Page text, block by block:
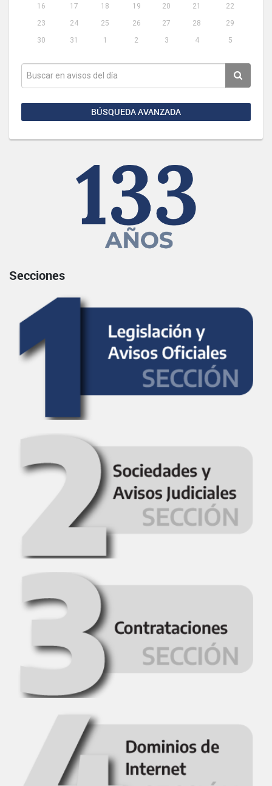
16
17 18 19 20 21
22
23
24 25 26 27 28
29
30
31 1 2 3 4 5
BÚSQUEDA AVANZADA
Secciones